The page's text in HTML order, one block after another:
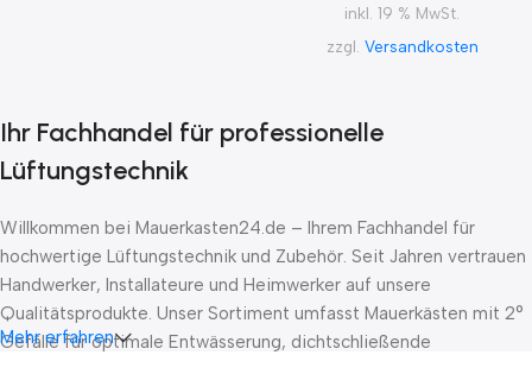
inkl. 19 % MwSt.
zzgl. Versandkosten
Ihr Fachhandel für professionelle
Lüftungstechnik
Willkommen bei Mauerkasten24.de – Ihrem Fachhandel für
hochwertige Lüftungstechnik und Zubehör. Seit Jahren vertrauen
Handwerker, Installateure und Heimwerker auf unsere
Qualitätsprodukte. Unser Sortiment umfasst Mauerkästen mit 2°
Gefälle für optimale Entwässerung, dichtschließende
Mehr erfahren